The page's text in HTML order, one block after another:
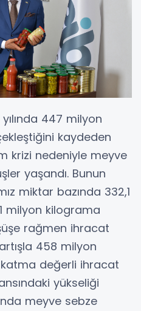
447 milyon
kaydeden
krizi nedeniyle meyve
yaşandı. Bunun
miktar bazında 332,1
milyon kilograma
rağmen ihracat
458 milyon
değerli ihracat
yükseliği
meyve sebze